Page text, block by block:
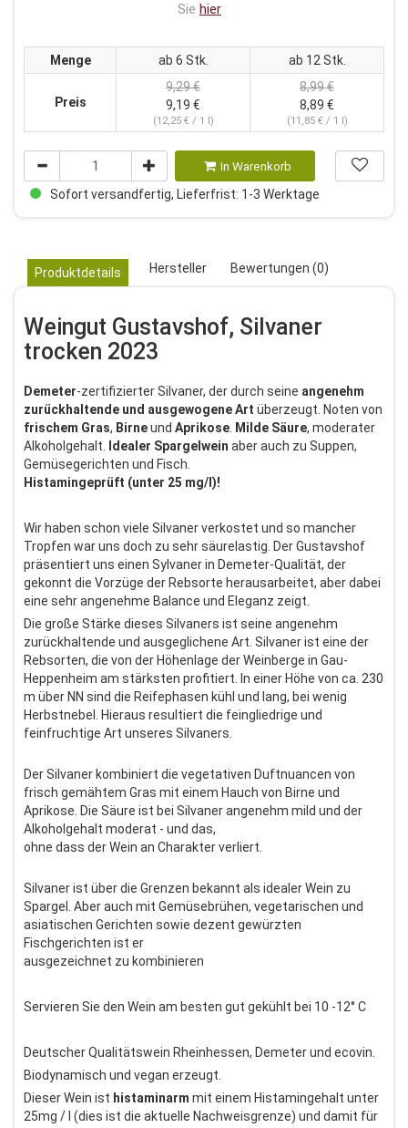
Sie hier
Menge ab 6 Stk. ab 12 Stk.
Preis
9,29 €
9,19 €
(12,25 € / 1 l)
8,99 €
8,89 €
(11,85 € / 1 l)
In Warenkorb
Sofort versandfertig, Lieferfrist: 1-3 Werktage
Produktdetails Hersteller Bewertungen (0)
Weingut Gustavshof, Silvaner
trocken 2023
Demeter-zertifizierter Silvaner, der durch seine angenehm
zurückhaltende und ausgewogene Art überzeugt. Noten von
frischem Gras, Birneund Aprikose Milde Säure, moderater
Alkoholgehalt.
Idealer Spargelwein aber auch zu Suppen,
Gemüsegerichten und Fisch.
Histamingeprüft (unter 25 mg/l)!
Wir haben schon viele Silvaner verkostet und so mancher
Tropfen war uns doch zu sehr säurelastig. Der Gustavshof
präsentiert uns einen Sylvaner in Demeter-Qualität, der
gekonnt die Vorzüge der Rebsorte herausarbeitet, aber dabei
eine sehr angenehme Balance und Eleganz zeigt.
Die große Stärke dieses Silvaners ist seine angenehm
zurückhaltende und ausgeglichene Art. Silvaner ist eine der
Rebsorten, die von der Höhenlage der Weinberge in Gau-
Heppenheim am stärksten profitiert. In einer Höhe von ca. 230
m über NN sind die Reifephasen kühl und lang, bei wenig
Herbstnebel. Hieraus resultiert die feingliedrige und
feinfruchtige Art unseres Silvaners.
Der Silvaner kombiniert die vegetativen Duftnuancen von
frisch gemähtem Gras mit einem Hauch von Birne und
Aprikose. Die Säure ist bei Silvaner angenehm mild und der
Alkoholgehalt moderat - und das,
ohne dass der Wein an Charakter verliert.
Silvaner ist über die Grenzen bekannt als idealer Wein zu
Spargel. Aber auch mit Gemüsebrühen, vegetarischen und
asiatischen Gerichten sowie dezent gewürzten
Fischgerichten ist er
ausgezeichnet zu kombinieren
Servieren Sie den Wein am besten gut gekühlt bei 10 -12° C
Deutscher Qualitätswein Rheinhessen, Demeter und ecovin.
Biodynamisch und vegan erzeugt.
Dieser Wein ist histaminarm mit einem Histamingehalt unter
25mg / l (dies ist die aktuelle Nachweisgrenze) und damit für